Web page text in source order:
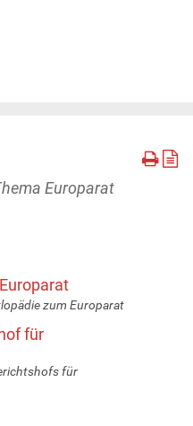
Europarat
zum Europarat
für
für